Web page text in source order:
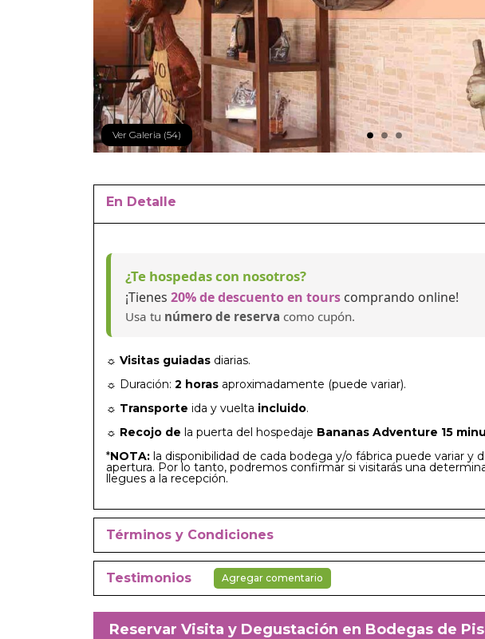
Ver Galeria (54)
En Detalle
¿Te hospedas con nosotros?
¡Tienes 20% de descuento en tours comprando online!
Usa tu número de reserva como cupón.
☼ Visitas guiadas diarias.
☼ Duración: 2 horas aproximadamente (puede variar).
☼ Transporte ida y vuelta incluido.
☼ Recojo de la puerta del hospedaje Bananas Adventure 15
*NOTA: la disponibilidad de cada bodega y/o fábrica puede variar y
apertura. Por lo tanto, podremos confirmar si visitarás una
llegues a la recepción.
Términos y Condiciones
Testimonios Agregar comentario
Reservar Visita y Degustación en Bodegas de